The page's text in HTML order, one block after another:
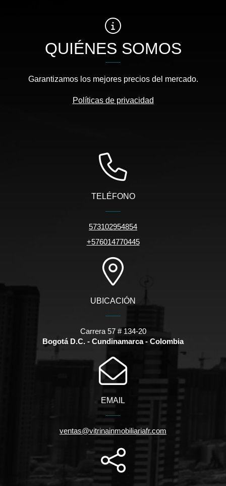
QUIÉNES SOMOS
Garantizamos los mejores precios del mercado.
Políticas de privacidad
TELÉFONO
573102954854
+576014770445
UBICACIÓN
Carrera 57 # 134-20
Bogotá D.C. - Cundinamarca - Colombia
EMAIL
ventas@vitrinainmobiliariafr.com